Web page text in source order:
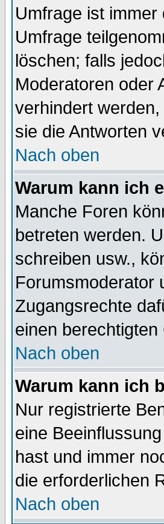
Umfrage ist
Umfrage
löschen; falls
Moderatoren oder
verhindert
sie die Antworten
Nach oben
Warum kann ich
Manche Foren
betreten werden.
schreiben usw.,
Forumsmoderator
Zugangsrechte
einen
Nach oben
Warum kann ich
Nur registrierte
eine
hast und immer
die erforderlichen
Nach oben